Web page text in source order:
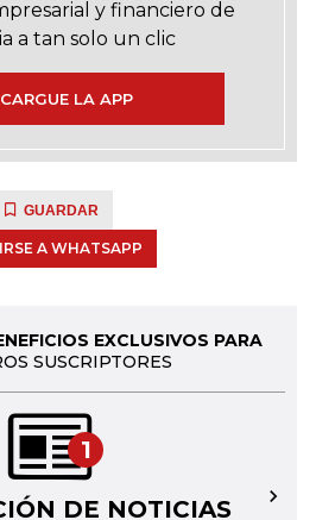
y financiero de
a tan solo un clic
LA APP
GUARDAR
A WHATSAPP
EXCLUSIVOS PARA
SUSCRIPTORES
1
DE NOTICIAS →